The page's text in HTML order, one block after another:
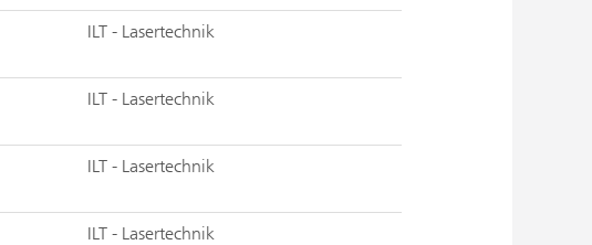
ILT - Lasertechnik
ILT - Lasertechnik
ILT - Lasertechnik
ILT - Lasertechnik